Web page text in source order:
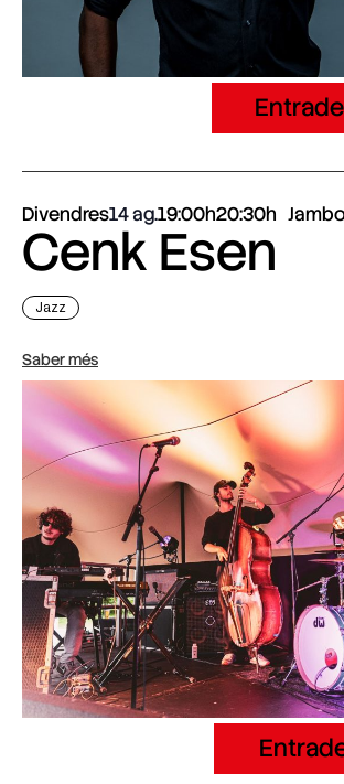
Divendres14 ag.19:00h20:30h
Cenk Esen
Jazz
Saber més